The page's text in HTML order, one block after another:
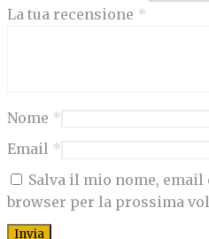
La tua recensione *
Nome *
Email *
Salva il mio nome, email
browser per la prossima